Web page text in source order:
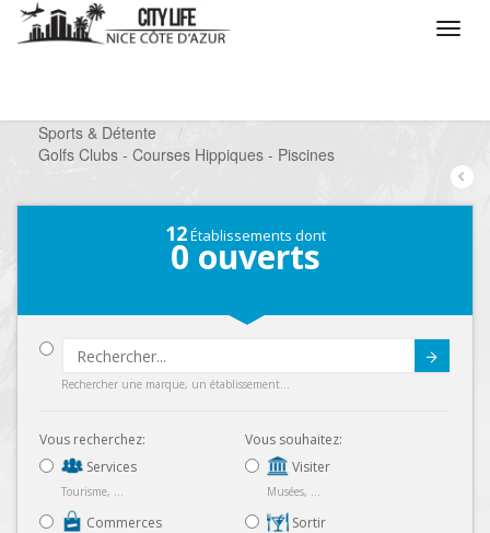
Sports & Détente
/
Golfs Clubs - Courses Hippiques - Piscines
12Établissements dont
0 ouverts
Rechercher une marque, un établissement...
Vous recherchez:
Services
Tourisme, ...
Commerces
Vous souhaitez:
Visiter
Musées, ...
Sortir